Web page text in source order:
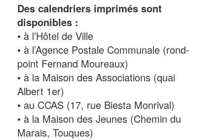
Des calendriers imprimés sont
disponibles :
• à l’Hôtel de Ville
• à l’Agence Postale Communale (rond-
point Fernand Moureaux)
• à la Maison des Associations (quai
Albert 1er)
• au CCAS (17, rue Biesta Monrival)
• à la Maison des Jeunes (Chemin du
Marais, Touques)